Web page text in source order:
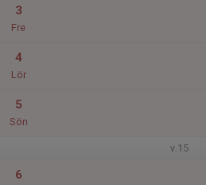
3
Fre
4
Lör
5
Sön
v.15
6